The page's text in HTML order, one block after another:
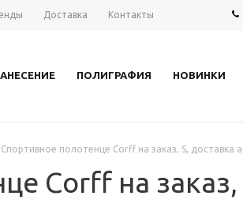
Доставка Контакты
ПОЛИГРАФИЯ НОВИНКИ
Спортивное полотенце Сorff на заказ, S, доставка
Сorff на заказ,